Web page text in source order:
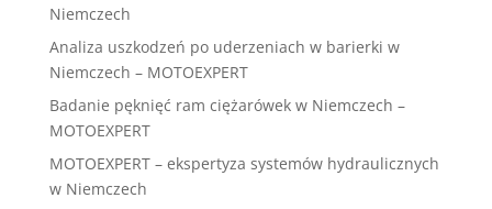
Niemczech
Analiza uszkodzeń po uderzeniach w barierki w
Niemczech – MOTOEXPERT
Badanie pęknięć ram ciężarówek w Niemczech –
MOTOEXPERT
MOTOEXPERT – ekspertyza systemów hydraulicznych
w Niemczech